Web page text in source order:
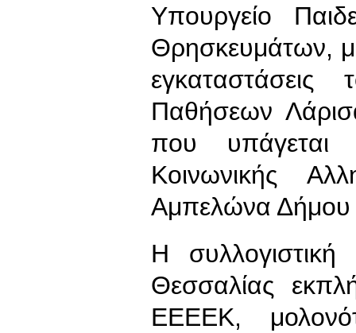
Υπουργείο
Θρησκευμάτων,
Παθήσεων
που υπάγεται
Κοινωνικής
Αμπελώνα Δήμου
Η
Θεσσαλίας
ΕΕΕΕΚ,